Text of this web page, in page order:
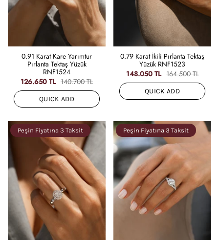
0.91 Karat Kare Yarımtur
Pırlanta Tektaş Yüzük
RNF1524
126.650 TL 140.700 TL
QUICK ADD
0.79 Karat İkili Pırlanta Tektaş
Yüzük RNF1523
148.050 TL 164.500 TL
QUICK ADD
Peşin Fiyatına 3 Taksit Peşin Fiyatına 3 Taksit